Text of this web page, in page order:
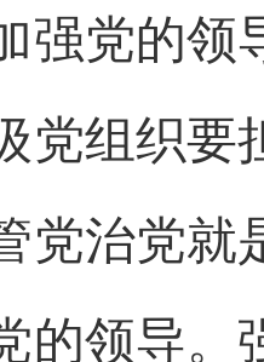
强党的领
党组织要
党治党就
的领导。